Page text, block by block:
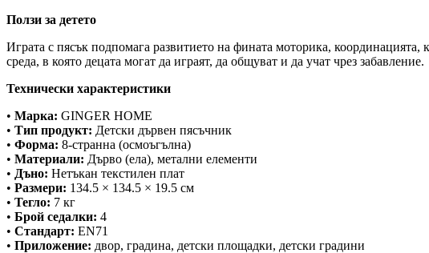
Ползи за детето
Играта с пясък подпомага развитието на фината моторика,
среда, в която децата могат да играят, да общуват и да учат чрез забавление.
Технически характеристики
• Марка: GINGER HOME
• Тип продукт: Детски дървен пясъчник
• Форма: 8-странна (осмоъгълна)
• Материали: Дърво (ела), метални елементи
• Дъно: Нетъкан текстилен плат
• Размери: 134.5 × 134.5 × 19.5 см
• Тегло: 7 кг
• Брой седалки: 4
• Стандарт: EN71
• Приложение: двор, градина, детски площадки, детски градини